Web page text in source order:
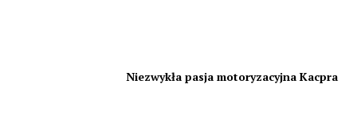
Niezwykła pasja motoryzacyjna Kacpra